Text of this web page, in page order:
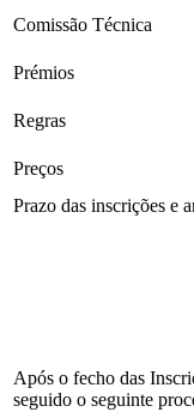
Comissão Técnica
Prémios
Regras
Preços
Prazo das inscrições e
Após o fecho das
seguido o seguinte